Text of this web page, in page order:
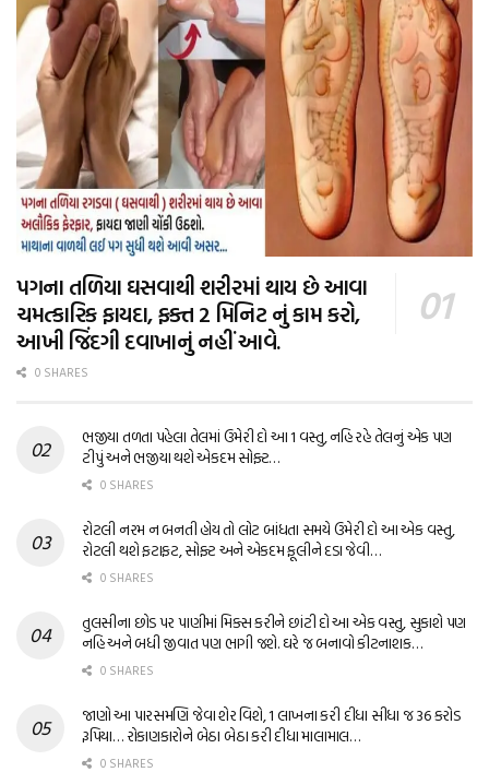
પગના તળિયા ઘસવાથી શરીરમાં થાય છે આવા
ચમત્કારિક ફાયદા, ફક્ત 2 મિનિટ નું કામ કરો,
આખી જિંદગી દવાખાનું નહીં આવે.
0 SHARES
ભજીયા તળતા પહેલા તેલમાં ઉમેરી દો આ 1 વસ્તુ, નહિ રહે તેલનું એક પણ
ટીપું અને ભજીયા થશે એકદમ સોફ્ટ…
0 SHARES
રોટલી નરમ ન બનતી હોય તો લોટ બાંધતા સમયે ઉમેરી દો આ એક વસ્તુ,
રોટલી થશે ફટાફટ, સોફ્ટ અને એકદમ ફૂલીને દડા જેવી…
0 SHARES
તુલસીના છોડ પર પાણીમાં મિક્સ કરીને છાંટી દો આ એક વસ્તુ, સુકાશે પણ
નહિ અને બધી જીવાત પણ ભાગી જશે. ઘરે જ બનાવો કીટનાશક…
0 SHARES
જાણો આ પારસમણિ જેવા શેર વિશે, 1 લાખના કરી દીધા સીધા જ 36 કરોડ
રૂપિયા… રોકાણકારોને બેઠા બેઠા કરી દીધા માલામાલ…
0 SHARES